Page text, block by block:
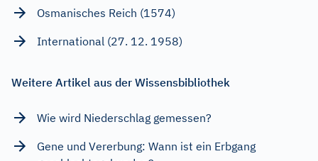
Osmanisches Reich (1574)
International (27. 12. 1958)
Weitere Artikel aus der Wissensbibliothek
Wie wird Niederschlag gemessen?
Gene und Vererbung: Wann ist ein Erbgang